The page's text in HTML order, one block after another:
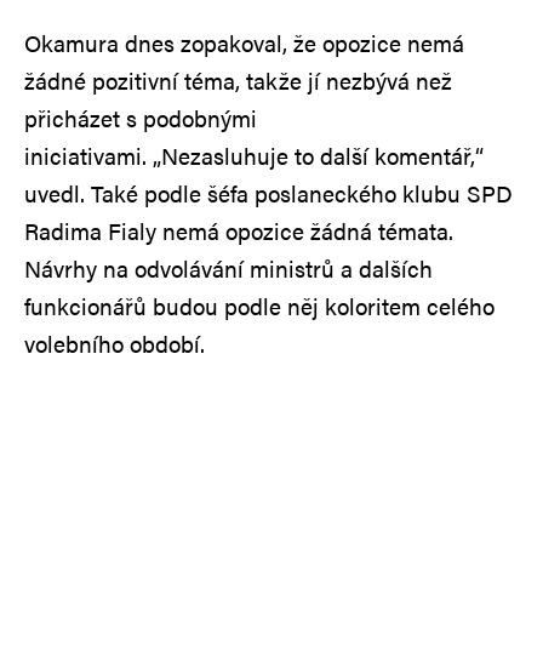
Okamura dnes zopakoval, že opozice nemá
žádné pozitivní téma, takže jí nezbývá než
přicházet s podobnými
iniciativami. „Nezasluhuje to další komentář,“
uvedl. Také podle šéfa poslaneckého klubu SPD
Radima Fialy nemá opozice žádná témata.
Návrhy na odvolávání ministrů a dalších
funkcionářů budou podle něj koloritem celého
volebního období.